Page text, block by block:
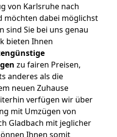
von Karlsruhe nach
möchten dabei möglichst
sind Sie bei uns genau
bieten Ihnen
zu fairen Preisen,
anderes als die
neuen Zuhause
verfügen wir über
mit Umzügen von
Gladbach mit jeglicher
Ihnen somit